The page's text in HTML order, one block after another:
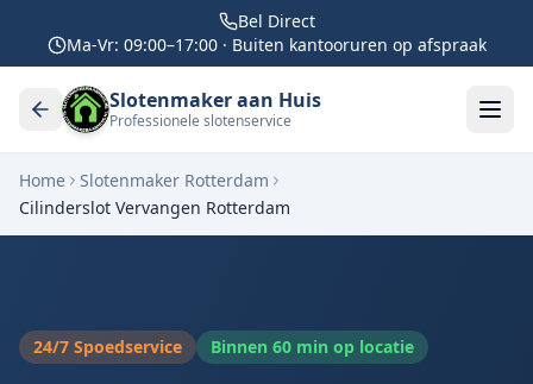
Bel Direct
Ma-Vr: 09:00–17:00 · Buiten kantooruren op afspraak
Slotenmaker aan Huis
Professionele slotenservice
Home
Slotenmaker Rotterdam
Cilinderslot Vervangen Rotterdam
24/7 Spoedservice Binnen 60 min op locatie